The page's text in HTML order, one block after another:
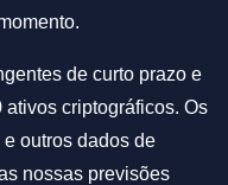
de curto prazo e
criptográficos. Os
outros dados de
nossas previsões